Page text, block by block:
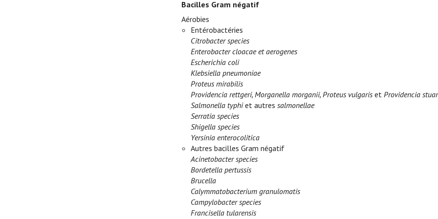
Bacilles Gram négatif
Aérobies
Entérobactéries
Citrobacter species
Enterobacter cloacae et aerogenes
Escherichia coli
Klebsiella pneumoniae
Proteus mirabilis
Providencia rettgeri, Morganella morganii, Proteus vulgaris etProvidencia
Salmonella typhiet autressalmonellae
Serratia species
Shigella species
Yersinia enterocolitica
Autres bacilles Gram négatif
Acinetobacter species
Bordetella pertussis
Brucella
Calymmatobacterium granulomatis
Campylobacter species
Francisella tularensis